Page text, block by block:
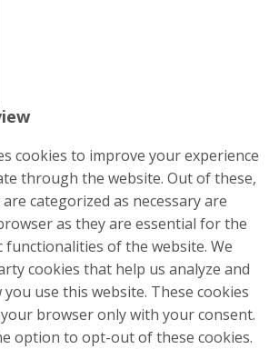
cookies to improve your experience
through the website. Out of these,
categorized as necessary are
as they are essential for the
of the website. We
cookies that help us analyze and
use this website. These cookies
browser only with your consent.
option to opt-out of these cookies.